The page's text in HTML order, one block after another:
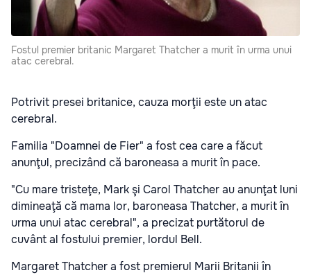
Fostul premier britanic Margaret Thatcher a murit în urma unui
atac cerebral.
Potrivit presei britanice, cauza morţii este un atac
cerebral.
Familia "Doamnei de Fier" a fost cea care a făcut
anunţul, precizând că baroneasa a murit în pace.
"Cu mare tristeţe, Mark şi Carol Thatcher au anunţat luni
dimineaţă că mama lor, baroneasa Thatcher, a murit în
urma unui atac cerebral", a precizat purtătorul de
cuvânt al fostului premier, lordul Bell.
Margaret Thatcher a fost premierul Marii Britanii în